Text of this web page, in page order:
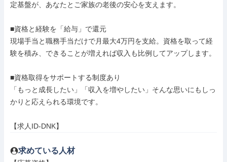
定基盤が、あなたとご家族の老後の安心を支えます。
■資格と経験を「給与」で還元
現場手当と職務手当だけで月最大4万円を支給。資格を取って経
験を積み、できることが増えれば収入も比例してアップします。
■資格取得をサポートする制度あり
「もっと成長したい」「収入を増やしたい」そんな思いにもしっ
かりと応えられる環境です。
【求人ID-DNK】
求めている人材